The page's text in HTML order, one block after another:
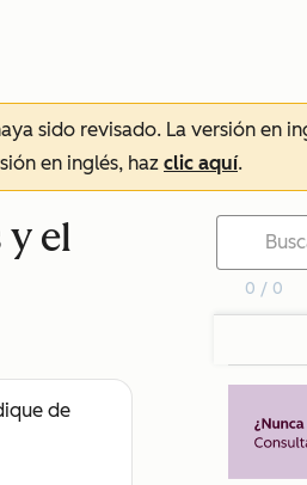
sido revisado. La versión en
en inglés, haz clic aquí.
y el
de
0 / 0